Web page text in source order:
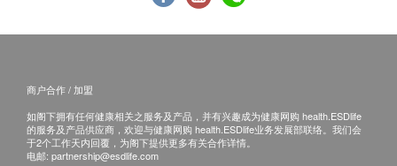
有关此服务/产品的错漏或延误，或因使用此服务/
产品而引致的损失、损害、受伤或法律诉讼，健康
商户合作 / 加盟
如阁下拥有任何健康相关之服务及产品，并有兴趣成为健康网购 health.ESDlife
的服务及产品供应商，欢迎与健康网购 health.ESDlife业务发展部联络。我们会
于2个工作天内回覆，为阁下提供更多有关合作详情。
电邮: partnership@esdlife.com